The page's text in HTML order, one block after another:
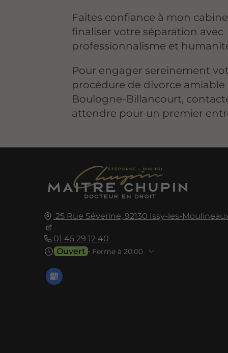
Faites confiance à mon
finaliser votre séparation avec
professionnalisme et
Pour engager sereinement
procédure de divorce amiable
Boulogne-Billancourt,
attendre pour un premier
25 Rue Séverine, 92130 Issy-les-
01 45 29 12 40
Ouvert ⋅ Ferme à 20:00